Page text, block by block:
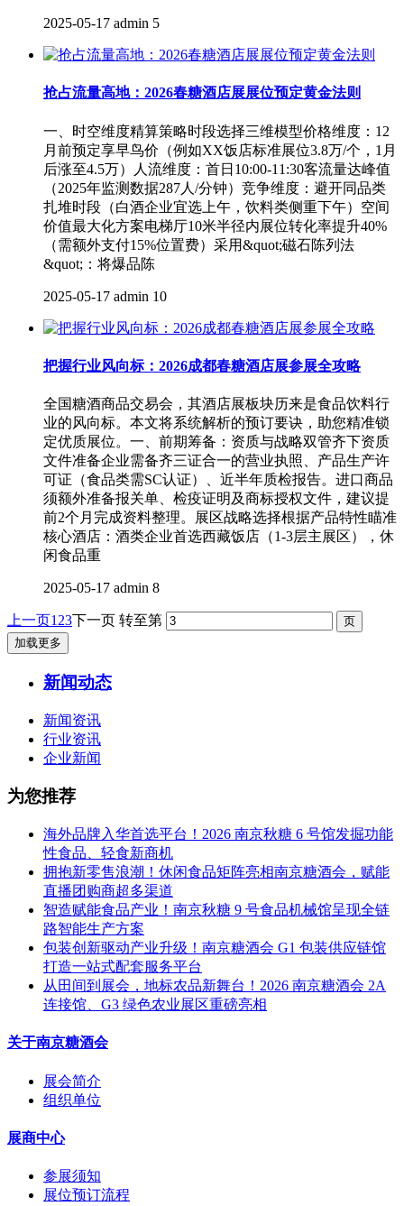
2025-05-17 admin 5
抢占流量高地：2026春糖酒店展展位预定黄金法则
一、时空维度精算策略时段选择三维模型价格维度：12
月前预定享早鸟价（例如XX饭店标准展位3.8万/个，1月
后涨至4.5万）人流维度：首日10:00-11:30客流量达峰值
（2025年监测数据287人/分钟）竞争维度：避开同品类
扎堆时段（白酒企业宜选上午，饮料类侧重下午）空间
价值最大化方案电梯厅10米半径内展位转化率提升40%
（需额外支付15%位置费）采用&quot;磁石陈列法
&quot;：将爆品陈
2025-05-17 admin 10
把握行业风向标：2026成都春糖酒店展参展全攻略
全国糖酒商品交易会，其酒店展板块历来是食品饮料行
业的风向标。本文将系统解析的预订要诀，助您精准锁
定优质展位。一、前期筹备：资质与战略双管齐下资质
文件准备企业需备齐三证合一的营业执照、产品生产许
可证（食品类需SC认证）、近半年质检报告。进口商品
须额外准备报关单、检疫证明及商标授权文件，建议提
前2个月完成资料整理。展区战略选择根据产品特性瞄准
核心酒店：酒类企业首选西藏饭店（1-3层主展区），休
闲食品重
2025-05-17 admin 8
上一页1 23下一页 转至第
加载更多
新闻动态
新闻资讯
行业资讯
企业新闻
为您推荐
海外品牌入华首选平台！2026 南京秋糖 6 号馆发掘功能
性食品、轻食新商机
拥抱新零售浪潮！休闲食品矩阵亮相南京糖酒会，赋能
直播团购商超多渠道
智造赋能食品产业！南京秋糖 9 号食品机械馆呈现全链
路智能生产方案
包装创新驱动产业升级！南京糖酒会 G1 包装供应链馆
打造一站式配套服务平台
从田间到展会，地标农品新舞台！2026 南京糖酒会 2A
连接馆、G3 绿色农业展区重磅亮相
关于南京糖酒会
展会简介
组织单位
展商中心
参展须知
展位预订流程